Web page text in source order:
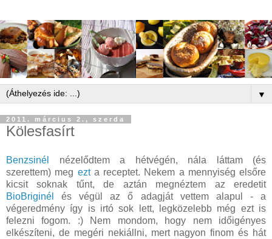
▼
2011. március 2., szerda
Kölesfasírt
Benzsinél
nézelődtem a hétvégén, nála láttam (és
szerettem) meg ezta receptet. Nekem a mennyiség elsőre
kicsit soknak tűnt, de aztán megnéztem az eredetit
BioBriginél
és végül az ő adagját vettem alapul - a
végeredmény így is irtó sok lett, legközelebb még ezt is
felezni fogom. :) Nem mondom, hogy nem időigényes
elkészíteni, de megéri nekiállni, mert nagyon finom és hát